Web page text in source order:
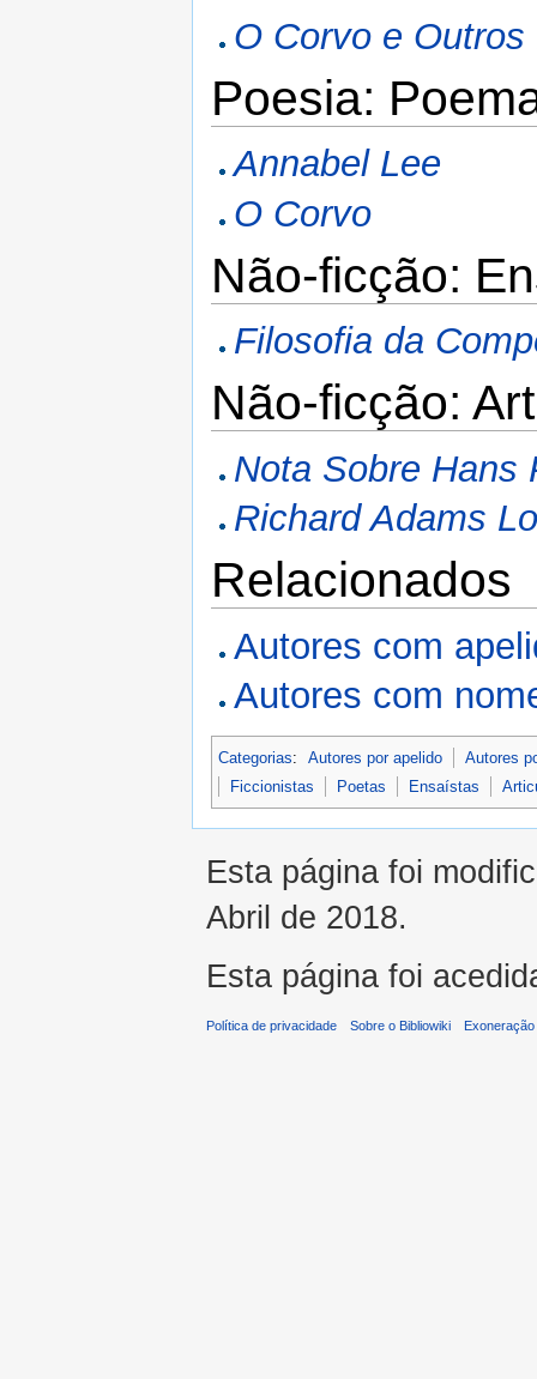
O Corvo e Outros
Poesia:
Annabel Lee
O Corvo
Não-ficção:
Filosofia da
Não-ficção:
Nota Sobre Hans
Richard Adams
Relacionados
Autores com
Autores com
Categorias: Autores por apelido
Autores
Ficcionistas
Poetas Ensaístas
Esta página foi
Abril de 2018.
Esta página foi
Política de privacidade Sobre o Bibliowiki